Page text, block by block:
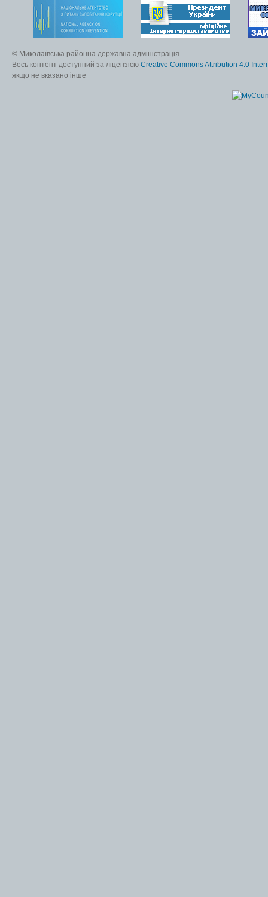
© Миколаївська районна державна адміністрація
Весь контент доступний за ліцензією Creative Commons Attribution 4.0
якщо не вказано інше